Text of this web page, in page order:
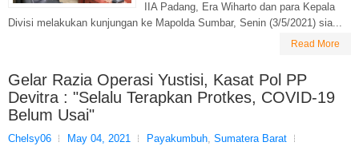
IIA Padang, Era Wiharto dan para Kepala
Divisi melakukan kunjungan ke Mapolda Sumbar, Senin (3/5/2021) sia...
Read More
Gelar Razia Operasi Yustisi, Kasat Pol PP
Devitra : "Selalu Terapkan Protkes, COVID-19
Belum Usai"
Chelsy06 May 04, 2021 Payakumbuh, Sumatera Barat